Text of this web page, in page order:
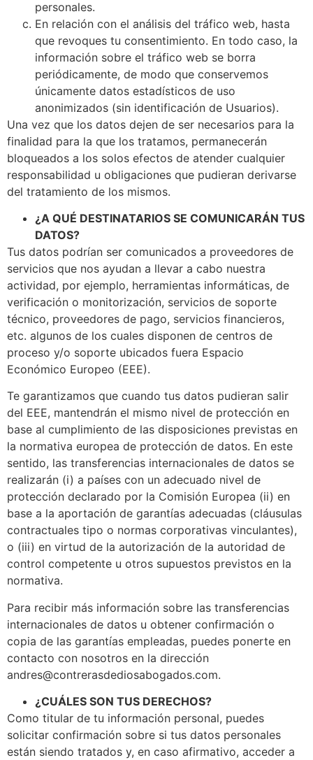
personales.
En relación con el análisis del tráfico web, hasta
que revoques tu consentimiento. En todo caso, la
información sobre el tráfico web se borra
periódicamente, de modo que conservemos
únicamente datos estadísticos de uso
anonimizados (sin identificación de Usuarios).
Una vez que los datos dejen de ser necesarios para la
finalidad para la que los tratamos, permanecerán
bloqueados a los solos efectos de atender cualquier
responsabilidad u obligaciones que pudieran derivarse
del tratamiento de los mismos.
¿A QUÉ DESTINATARIOS SE COMUNICARÁN TUS
DATOS?
Tus datos podrían ser comunicados a proveedores de
servicios que nos ayudan a llevar a cabo nuestra
actividad, por ejemplo, herramientas informáticas, de
verificación o monitorización, servicios de soporte
técnico, proveedores de pago, servicios financieros,
etc. algunos de los cuales disponen de centros de
proceso y/o soporte ubicados fuera Espacio
Económico Europeo (EEE).
Te garantizamos que cuando tus datos pudieran salir
del EEE, mantendrán el mismo nivel de protección en
base al cumplimiento de las disposiciones previstas en
la normativa europea de protección de datos. En este
sentido, las transferencias internacionales de datos se
realizarán (i) a países con un adecuado nivel de
protección declarado por la Comisión Europea (ii) en
base a la aportación de garantías adecuadas (cláusulas
contractuales tipo o normas corporativas vinculantes),
o (iii) en virtud de la autorización de la autoridad de
control competente u otros supuestos previstos en la
normativa.
Para recibir más información sobre las transferencias
internacionales de datos u obtener confirmación o
copia de las garantías empleadas, puedes ponerte en
contacto con nosotros en la dirección
andres@contrerasdediosabogados.com.
¿CUÁLES SON TUS DERECHOS?
Como titular de tu información personal, puedes
solicitar confirmación sobre si tus datos personales
están siendo tratados y, en caso afirmativo, acceder a